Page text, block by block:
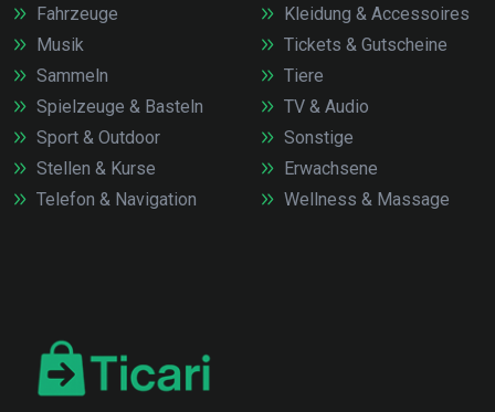
Fahrzeuge
Kleidung & Accessoires
Musik
Sammeln
Spielzeuge & Basteln
Sport & Outdoor
Stellen & Kurse
Telefon & Navigation
Tickets & Gutscheine
Tiere
TV & Audio
Sonstige
Erwachsene
Wellness & Massage